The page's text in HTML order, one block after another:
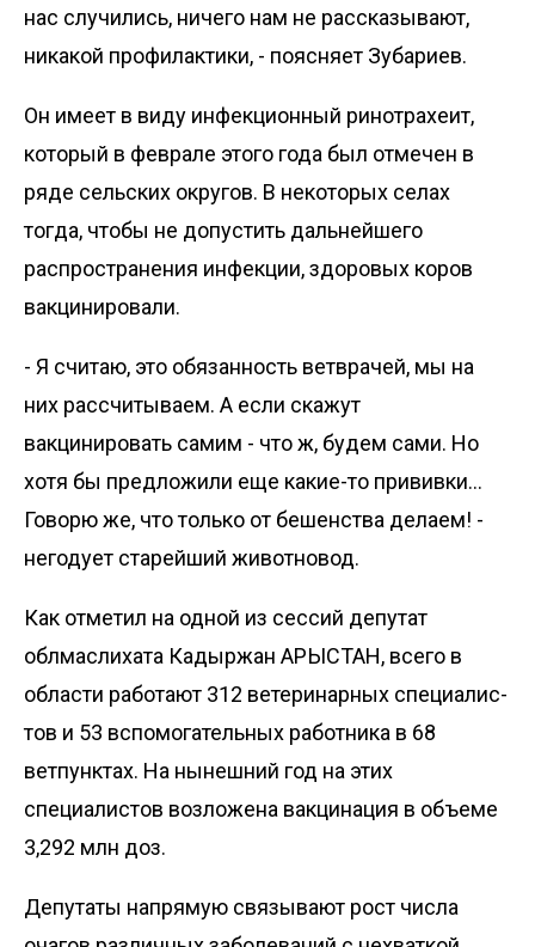
нас случились, ничего нам не рассказывают,
никакой профилактики, - поясняет Зубариев.
Он имеет в виду инфекционный ринотрахеит,
который в феврале этого года был отмечен в
ряде сельских округов. В некоторых селах
тогда, чтобы не допустить дальнейшего
распространения инфекции, здоровых коров
вакцинировали.
- Я считаю, это обязанность ветврачей, мы на
них рассчитываем. А если скажут
вакцинировать самим - что ж, будем сами. Но
хотя бы предложили еще какие-то прививки...
Говорю же, что только от бешенства делаем! -
негодует старейший животновод.
Как отметил на одной из сессий депутат
облмаслихата Кадыржан АРЫСТАН, всего в
области работают 312 ветеринарных специалис­
тов и 53 вспомогательных работника в 68
ветпунктах. На нынешний год на этих
специалистов возложена вакцинация в объеме
3,292 млн доз.
Депутаты напрямую связывают рост числа